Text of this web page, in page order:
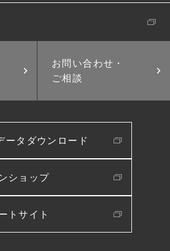
お問い合わせ・
ご相談
タダウンロード
ショップ
トサイト